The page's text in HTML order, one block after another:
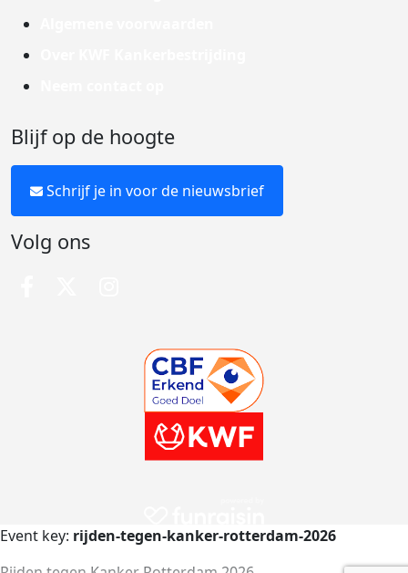
Blijf op de hoogte
Schrijf je in voor de nieuwsbrief
Volg ons
Event key: rijden-tegen-kanker-rotterdam-2026